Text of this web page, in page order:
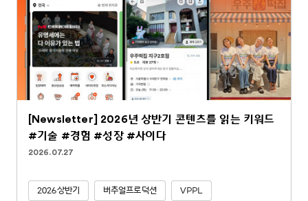
[Newsletter] 2026년 상반기 콘텐츠를 읽는 키워드
#기술 #경험 #성장 #사이다
2026.07.27
2026상반기 버추얼프로덕션 VPPL